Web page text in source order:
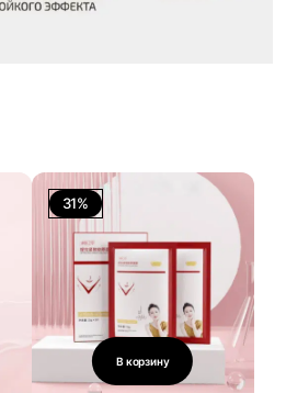
31%
В корзину